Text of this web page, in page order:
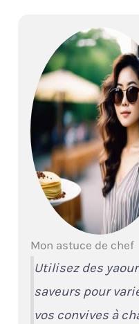
Mon astuce de chef
Utilisez des
saveurs pour
vos convives à